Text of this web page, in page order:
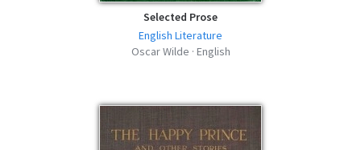
Selected Prose
English Literature
Oscar Wilde · English